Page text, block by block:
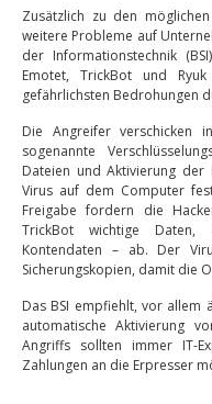
Zusätzlich zu den
weitere Probleme auf
der Informationstechnik
Emotet, TrickBot und
gefährlichsten Bedrohungen
Die Angreifer verschicken
sogenannte
Dateien und Aktivierung
Virus auf dem Computer
Freigabe fordern die
TrickBot wichtige Daten,
Kontendaten – ab. Der
Sicherungskopien, damit die
Das BSI empfiehlt, vor allem
automatische Aktivierung
Angriffs sollten immer IT-
Zahlungen an die Erpresser